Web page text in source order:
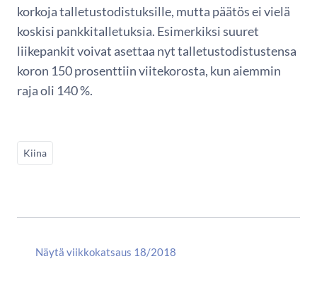
korkoja talletustodistuksille, mutta päätös ei vielä
koskisi pankkitalletuksia. Esimerkiksi suuret
liikepankit voivat asettaa nyt talletustodistustensa
koron 150 prosenttiin viitekorosta, kun aiemmin
raja oli 140 %.
Kiina
Näytä viikkokatsaus 18/2018